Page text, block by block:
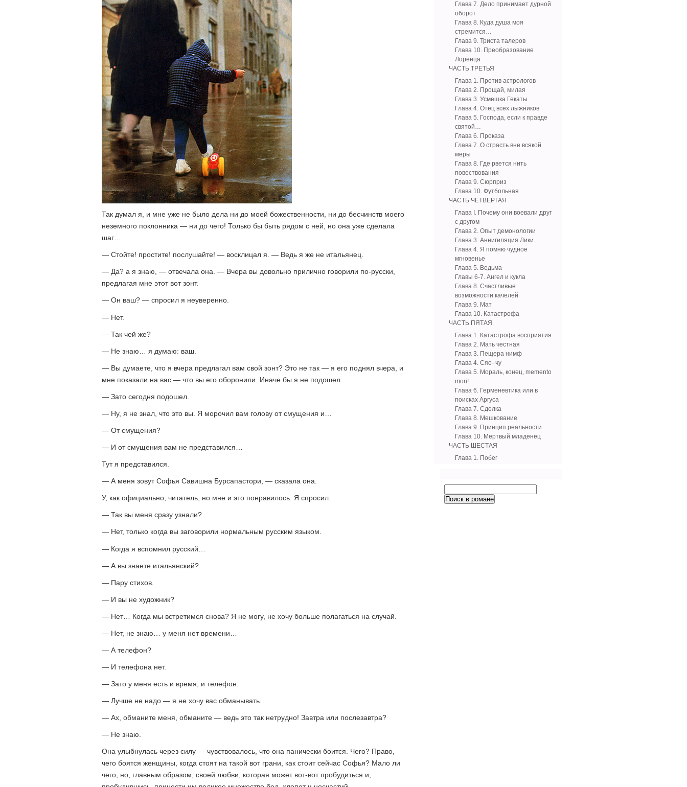
Так думал я, и мне уже не было дела ни до моей божественности, ни до бесчинств моего
неземного поклонника — ни до чего! Только бы быть рядом с ней, но она уже сделала
шаг…
— Стойте! простите! послушайте! — восклицал я. — Ведь я же не итальянец.
— Да? а я знаю, — отвечала она. — Вчера вы довольно прилично говорили по-русски,
предлагая мне этот вот зонт.
— Он ваш? — спросил я неуверенно.
— Нет.
— Так чей же?
— Не знаю… я думаю: ваш.
— Вы думаете, что я вчера предлагал вам свой зонт? Это не так — я его поднял вчера, и
мне показали на вас — что вы его оборонили. Иначе бы я не подошел…
— Зато сегодня подошел.
— Ну, я не знал, что это вы. Я морочил вам голову от смущения и…
— От смущения?
— И от смущения вам не представился…
Тут я представился.
— А меня зовут Софья Савишна Бурсапастори, — сказала она.
У, как официально, читатель, но мне и это понравилось. Я спросил:
— Так вы меня сразу узнали?
— Нет, только когда вы заговорили нормальным русским языком.
— Когда я вспомнил русский…
— А вы знаете итальянский?
— Пару стихов.
— И вы не художник?
— Нет… Когда мы встретимся снова? Я не могу, не хочу больше полагаться на случай.
— Нет, не знаю… у меня нет времени…
— А телефон?
— И телефона нет.
— Зато у меня есть и время, и телефон.
— Лучше не надо — я не хочу вас обманывать.
— Ах, обманите меня, обманите — ведь это так нетрудно! Завтра или послезавтра?
— Не знаю.
Она улыбнулась через силу — чувствовалось, что она панически боится. Чего? Право,
чего боятся женщины, когда стоят на такой вот грани, как стоит сейчас Софья? Мало ли
чего, но, главным образом, своей любви, которая может вот-вот пробудиться и,
Глава 7. Дело принимает дурной
оборот
Глава 8. Куда душа моя
стремится…
Глава 9. Триста талеров
Глава 10. Преобразование
Лоренца
ЧАСТЬ ТРЕТЬЯ
Глава 1. Против астрологов
Глава 2. Прощай, милая
Глава 3. Усмешка Гекаты
Глава 4. Отец всех лыжников
Глава 5. Господа, если к правде
святой…
Глава 6. Проказа
Глава 7. О страсть вне всякой
меры
Глава 8. Где рвется нить
повествования
Глава 9. Сюрприз
Глава 10. Футбольная
ЧАСТЬ ЧЕТВЕРТАЯ
Глава I. Почему они воевали друг
с другом
Глава 2. Опыт демонологии
Глава 3. Аннигиляция Лики
Глава 4. Я помню чудное
мгновенье
Глава 5. Ведьма
Главы 6-7. Ангел и кукла
Глава 8. Счастливые
возможности качелей
Глава 9. Мат
Глава 10. Катастрофа
ЧАСТЬ ПЯТАЯ
Глава 1. Катастрофа восприятия
Глава 2. Мать честная
Глава 3. Пещера нимф
Глава 4. Сяо–чу
Глава 5. Мораль, конец, memento
mori!
Глава 6. Герменевтика или в
поисках Аргуса
Глава 7. Сделка
Глава 8. Мешкование
Глава 9. Принцип реальности
Глава 10. Мертвый младенец
ЧАСТЬ ШЕСТАЯ
Глава 1. Побег